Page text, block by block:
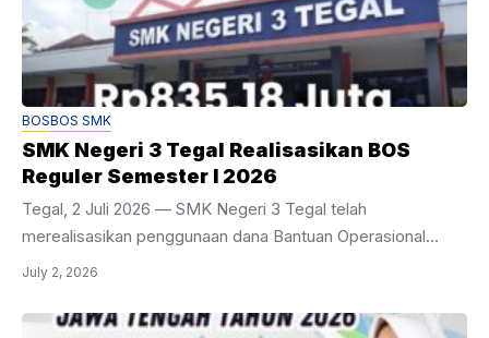
BOSBOS SMK
SMK Negeri 3 Tegal Realisasikan BOS
Reguler Semester I 2026
Tegal, 2 Juli 2026 — SMK Negeri 3 Tegal telah
merealisasikan penggunaan dana Bantuan Operasional
Satuan Pendidikan (BOSP) Reguler sebesar Rp835.178.634
2026). Berdasarkan dokumen Rekapitulasi Realisasi
July 2, 2026